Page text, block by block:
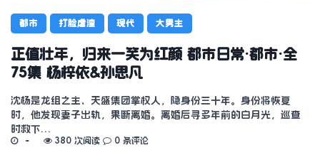
都市 打脸虐渣 现代 大男主
正值壮年，归来一笑为红颜 都市日常·都市·全
75集 杨梓依&孙思凡
沈杨是龙组之主、天盛集团掌权人，隐身份三十年。身份将恢复
时，他发现妻子出轨，果断离婚。离婚后寻多年前的白月光，巡查
时救下…
380 次阅读 0 条评论